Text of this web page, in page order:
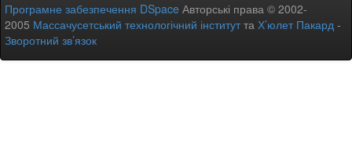
Програмне забезпечення DSpace Авторські права © 2002-
2005 Массачусетський технологічний інститутта Х’юлет Пакард -
Зворотний зв’язок